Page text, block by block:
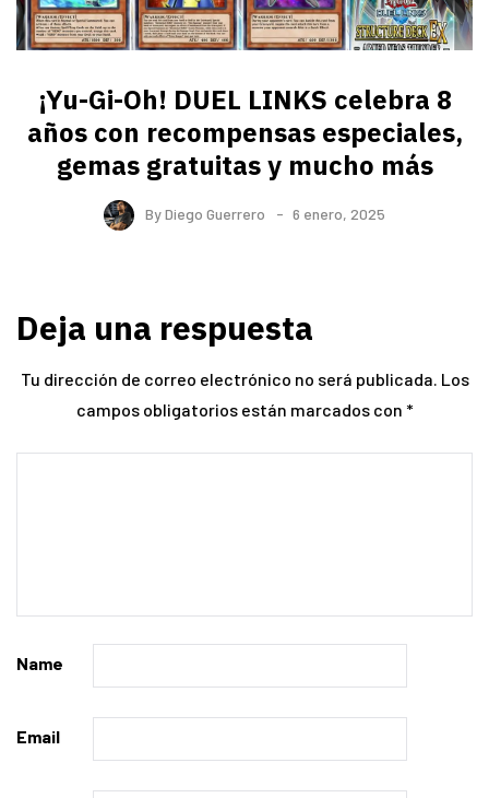
¡Yu-Gi-Oh! DUEL LINKS celebra 8
años con recompensas especiales,
gemas gratuitas y mucho más
ByDiego Guerrero 6 enero, 2025
Deja una respuesta
Tu dirección de correo electrónico no será publicada. Los
campos obligatorios están marcados con *
Name
Email